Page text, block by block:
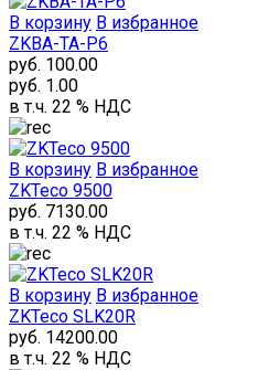
В корзину В избранное
ZKBA-TA-P6
руб. 100.00
руб. 1.00
в т.ч. 22 % НДС
В корзину В избранное
ZKTeco 9500
руб. 7130.00
в т.ч. 22 % НДС
В корзину В избранное
ZKTeco SLK20R
руб. 14200.00
в т.ч. 22 % НДС